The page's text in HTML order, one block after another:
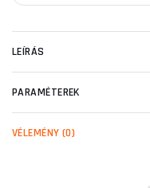
LEÍRÁS
PARAMÉTEREK
VÉLEMÉNY (0)